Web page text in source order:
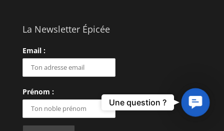
La Newsletter Épicée
Email :
Prénom :
Contact
Une question ?